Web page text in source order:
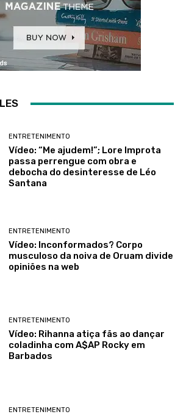
ENTRETENIMENTO
Vídeo: “Me ajudem!”; Lore Improta
passa perrengue com obra e
debocha do desinteresse de Léo
Santana
ENTRETENIMENTO
Vídeo: Inconformados? Corpo
musculoso da noiva de Oruam divide
opiniões na web
ENTRETENIMENTO
Vídeo: Rihanna atiça fãs ao dançar
coladinha com A$AP Rocky em
Barbados
ENTRETENIMENTO